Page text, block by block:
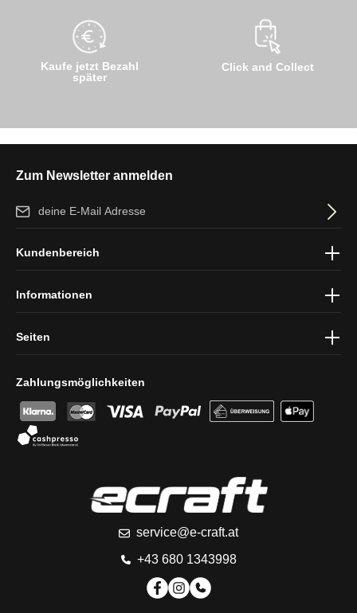
Kaufe jetzt Bezahl
später
Click and Collect
Zum Newsletter anmelden
E-Mail-Adresse*
und dieAGBgelesen und bin mit ihnen einverstanden.
Zahlungsmöglichkeiten
service@e-craft.at
+43 680 1343998
Kundenbereich
Informationen
Seiten